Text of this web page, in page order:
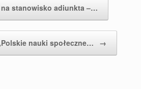
stanowisko adiunkta –…
nauki społeczne… →